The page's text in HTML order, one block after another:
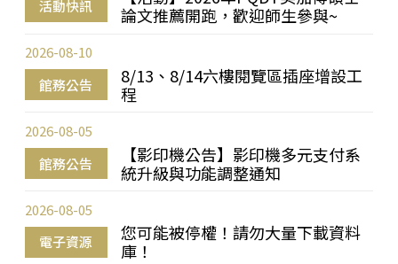
活動快訊
論文推薦開跑，歡迎師生參與~
館務公告
8/13、8/14六樓閱覽區插座增設工
程
2026-08-10
館務公告
【影印機公告】影印機多元支付系
統升級與功能調整通知
2026-08-05
電子資源
您可能被停權！請勿大量下載資料
庫！
2026-08-05